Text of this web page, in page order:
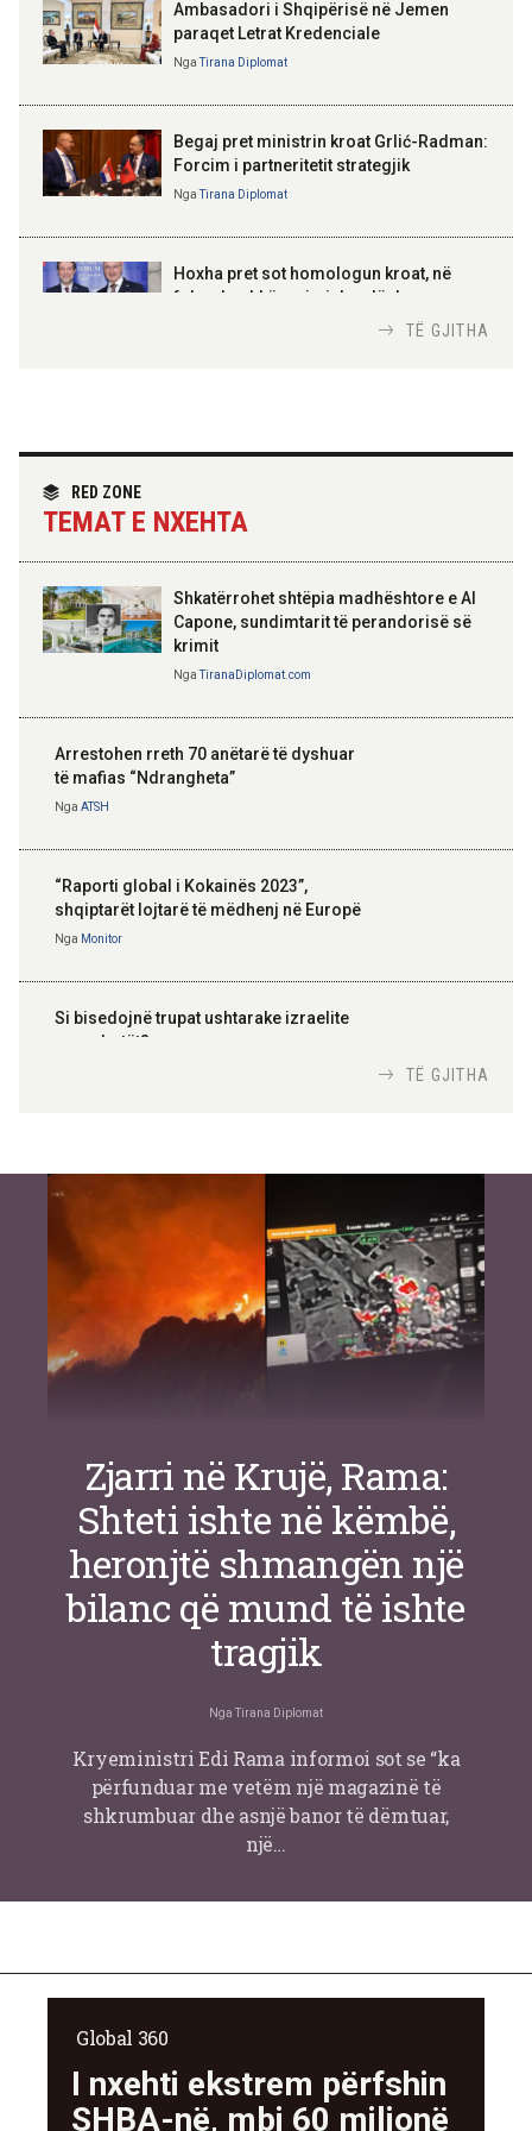
IGJEO: Sot e nesër, nivel rreziku i
lartë për zjarre në tetë qarqe
Kosovë!
100-vjetori i themelimit të
Urdhrit të Skënderbeut
Ambasadori i Shqipërisë në Jemen
paraqet Letrat Kredenciale
NgaTirana Diplomat
Begaj pret ministrin kroat Grlić-Radman:
Forcim i partneritetit strategjik
NgaTirana Diplomat
Hoxha pret sot homologun kroat, në
fokus bashkëpunimi dypalësh
partneritetit strategjik
TË GJITHA
RED ZONE
TEMAT E NXEHTA
Shkatërrohet shtëpia madhështore e Al
Capone, sundimtarit të perandorisë së
krimit
NgaTiranaDiplomat.com
Arrestohen rreth 70 anëtarë të dyshuar
të mafias “Ndrangheta”
Nga ATSH
“Raporti global i Kokainës 2023”,
shqiptarët lojtarë të mëdhenj në Europë
Nga Monitor
Si bisedojnë trupat ushtarake izraelite
me robotët?
inteligjente izraelite
TË GJITHA
Zjarri në Krujë, Rama:
Shteti ishte në këmbë,
heronjtë shmangën një
bilanc që mund të ishte
tragjik
Nga Tirana Diplomat
Kryeministri Edi Rama informoi sot se “ka
përfunduar me vetëm një magazinë të
shkrumbuar dhe asnjë banor të dëmtuar,
një…
Global 360
I nxehti ekstrem përfshin
SHBA-në, mbi 60 milionë